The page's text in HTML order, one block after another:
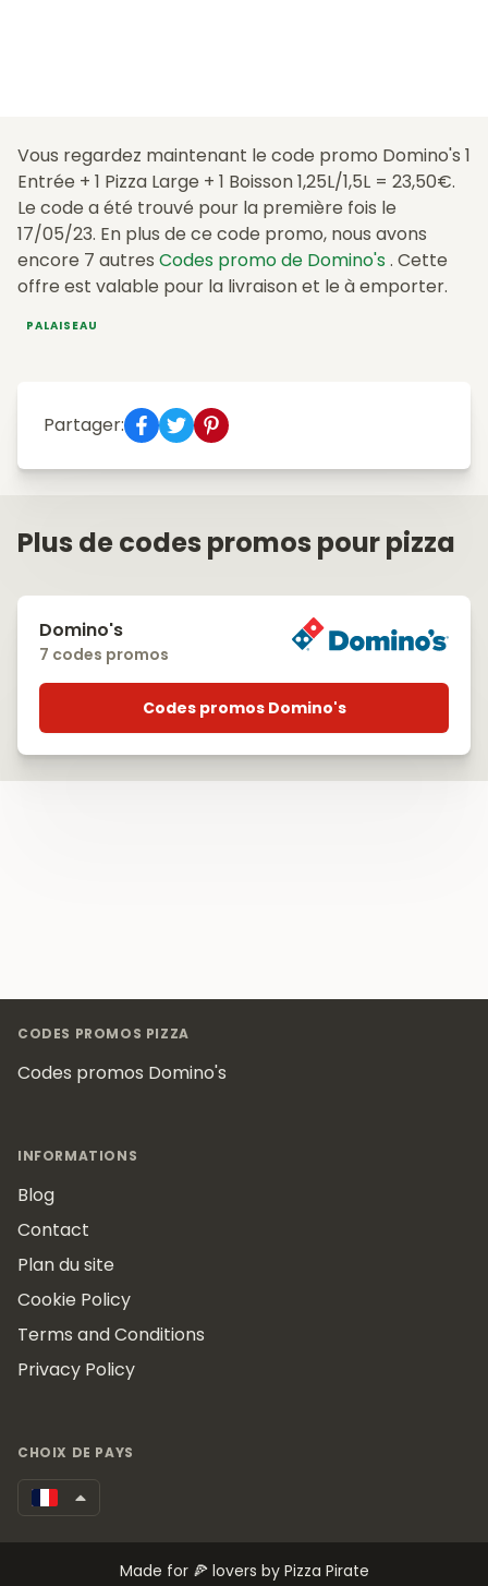
Vous regardez maintenant le code promo Domino's 1
Entrée + 1 Pizza Large + 1 Boisson 1,25L/1,5L = 23,50€.
Le code a été trouvé pour la première fois le
17/05/23. En plus de ce code promo, nous avons
encore 7 autres Codes promo de Domino's . Cette
offre est valable pour la livraison et le à emporter.
PALAISEAU
Partager:
Plus de codes promos pour pizza
Domino's
7 codes promos
Codes promos Domino's
CODES PROMOS PIZZA
Codes promos Domino's
INFORMATIONS
Blog
Contact
Plan du site
Cookie Policy
Terms and Conditions
Privacy Policy
CHOIX DE PAYS
Made for 🍕 lovers by Pizza Pirate